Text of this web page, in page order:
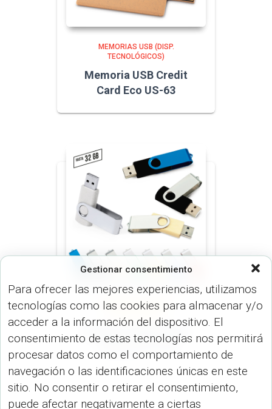
Gestionar consentimiento
Para ofrecer las mejores experiencias, utilizamos
tecnologías como las cookies para almacenar y/o
acceder a la información del dispositivo. El
consentimiento de estas tecnologías nos permitirá
procesar datos como el comportamiento de
navegación o las identificaciones únicas en este
sitio. No consentir o retirar el consentimiento,
puede afectar negativamente a ciertas
MEMORIAS USB (DISP.
TECNOLÓGICOS)
Memoria USB Credit
Card Eco US-63
MEMORIAS USB (DISP.
TECNOLÓGICOS)
Memoria USB Swivel
colores OF-163